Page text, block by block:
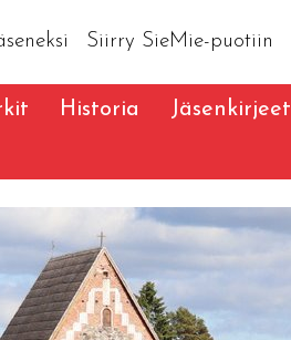
Siirry SieMie-puotiin
Historia Jäsenkirjeet